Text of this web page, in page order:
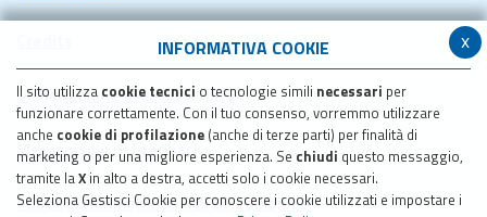
x
INFORMATIVA COOKIE
Il sito utilizza cookie tecnici o tecnologie simili necessari per
funzionare correttamente. Con il tuo consenso, vorremmo utilizzare
anche cookie di profilazione (anche di terze parti) per finalità di
marketing o per una migliore esperienza. Se chiudi questo messaggio,
tramite laX in alto a destra, accetti solo i cookie necessari.
Seleziona Gestisci Cookie per conoscere i cookie utilizzati e impostare i
Dichiarazione di accessibilita'
Meccanismo di feedback
Pubblicazione obiettivi di accessibilita'